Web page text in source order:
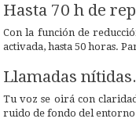
Hasta 70 h de
Con la función de
activada, hasta 50 horas.
Llamadas
Tu voz se oirá con
ruido de fondo del entorno